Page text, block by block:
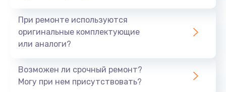
При ремонте используются
оригинальные комплектующие
или аналоги?
Возможен ли срочный ремонт?
Могу при нем присутствовать?